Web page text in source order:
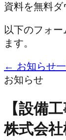
資料を無料ダ
以下のフォ
ます。
← お知らせ
お知らせ
【設備
株式会